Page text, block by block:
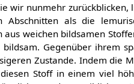
wir nunmehr
Abschnitten als die
aus weichen bildsamen
bildsam. Gegenüber ihrem
Zustande. Indem die
Stoff in einem viel